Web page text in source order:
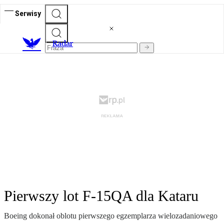
Serwisy
Radar
Pierwszy lot F-15QA dla Kataru
Boeing dokonał oblotu pierwszego egzemplarza wielozadaniowego